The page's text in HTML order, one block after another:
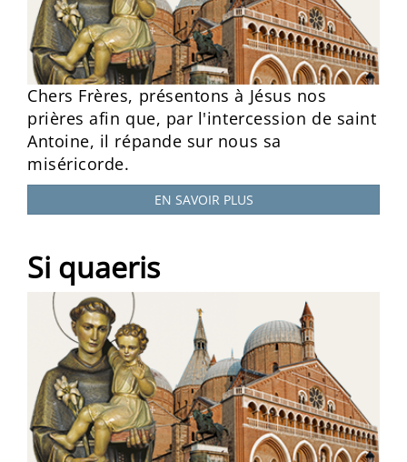
Chers Frères, présentons à Jésus nos
prières afin que, par l'intercession de saint
Antoine, il répande sur nous sa
miséricorde.
EN SAVOIR PLUS
Si quaeris